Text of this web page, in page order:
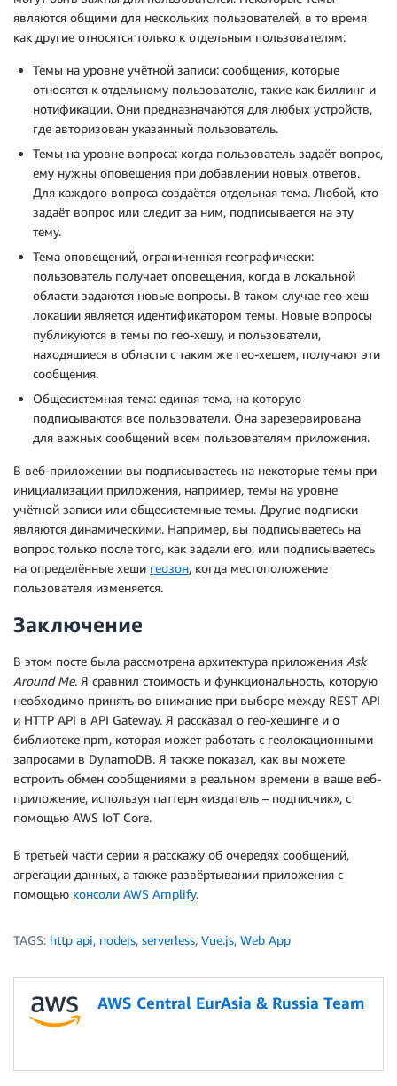
являются общими для нескольких пользователей, в то время
как другие относятся только к отдельным пользователям:
Темы на уровне учётной записи: сообщения, которые
относятся к отдельному пользователю, такие как биллинг и
нотификации. Они предназначаются для любых устройств,
где авторизован указанный пользователь.
Темы на уровне вопроса: когда пользователь задаёт вопрос,
ему нужны оповещения при добавлении новых ответов.
Для каждого вопроса создаётся отдельная тема. Любой, кто
задаёт вопрос или следит за ним, подписывается на эту
тему.
Тема оповещений, ограниченная географически:
пользователь получает оповещения, когда в локальной
области задаются новые вопросы. В таком случае гео-хеш
локации является идентификатором темы. Новые вопросы
публикуются в темы по гео-хешу, и пользователи,
находящиеся в области с таким же гео-хешем, получают эти
сообщения.
Общесистемная тема: единая тема, на которую
подписываются все пользователи. Она зарезервирована
для важных сообщений всем пользователям приложения.
В веб-приложении вы подписываетесь на некоторые темы при
инициализации приложения, например, темы на уровне
учётной записи или общесистемные темы. Другие подписки
являются динамическими. Например, вы подписываетесь на
вопрос только после того, как задали его, или подписываетесь
на определённые хеши геозон, когда местоположение
пользователя изменяется.
Заключение
В этом посте была рассмотрена архитектура приложения Ask
AroundMe. Я сравнил стоимость и функциональность, которую
необходимо принять во внимание при выборе между REST API
и HTTP API в API Gateway. Я рассказал о гео-хешинге и о
библиотеке npm, которая может работать с геолокационными
запросами в DynamoDB. Я также показал, как вы можете
встроить обмен сообщениями в реальном времени в ваше веб-
приложение, используя паттерн «издатель – подписчик», с
помощью AWS IoT Core.
В третьей части серии я расскажу об очередях сообщений,
агрегации данных, а также развёртывании приложения с
помощью консоли AWS Amplify.
TAGS: http api, nodejs, serverless, Vue.js, Web App
AWS Central EurAsia & Russia Team